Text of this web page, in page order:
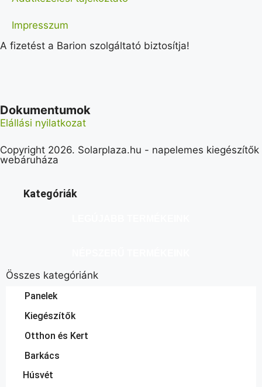
Impresszum
A fizetést a Barion szolgáltató biztosítja!
Dokumentumok
Elállási nyilatkozat
Copyright 2026. Solarplaza.hu - napelemes kiegészítők
webáruháza
Kategóriák
Összes kategóriánk
Panelek
Kiegészítők
Otthon és Kert
Barkács
Húsvét